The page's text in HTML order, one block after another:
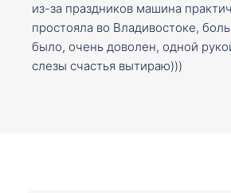
из-за праздников машина
простояла во Владивостоке,
было, очень доволен, одной
слезы счастья вытираю)))